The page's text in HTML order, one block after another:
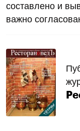
составлено и
важно